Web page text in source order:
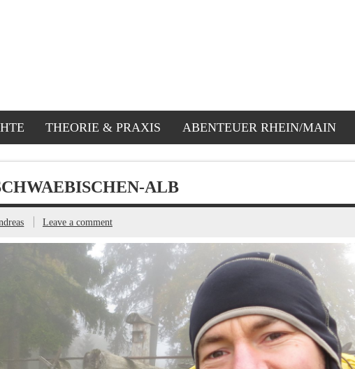
THEORIE & PRAXIS ABENTEUER RHEIN/MAIN
ALB
Leave a comment